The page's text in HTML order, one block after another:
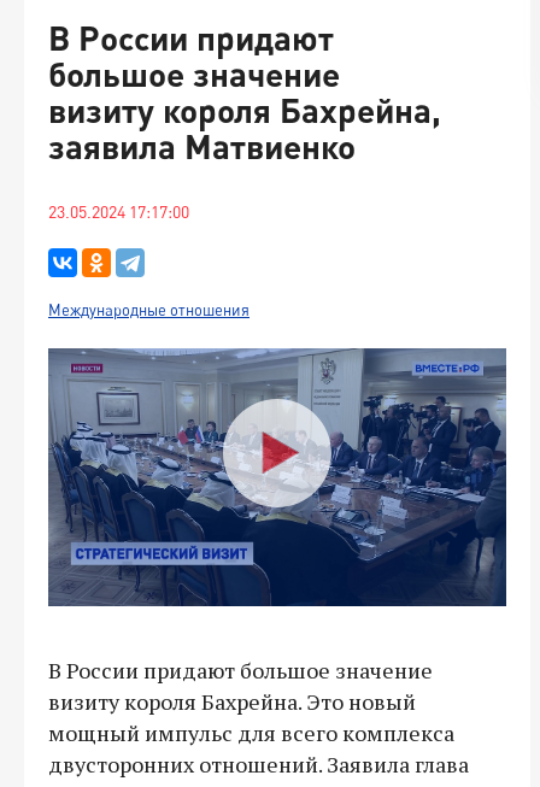
В России придают
большое значение
визиту короля Бахрейна,
заявила Матвиенко
23.05.2024 17:17:00
Международные отношения
В России придают большое значение
визиту короля Бахрейна. Это новый
мощный импульс для всего комплекса
двусторонних отношений. Заявила глава